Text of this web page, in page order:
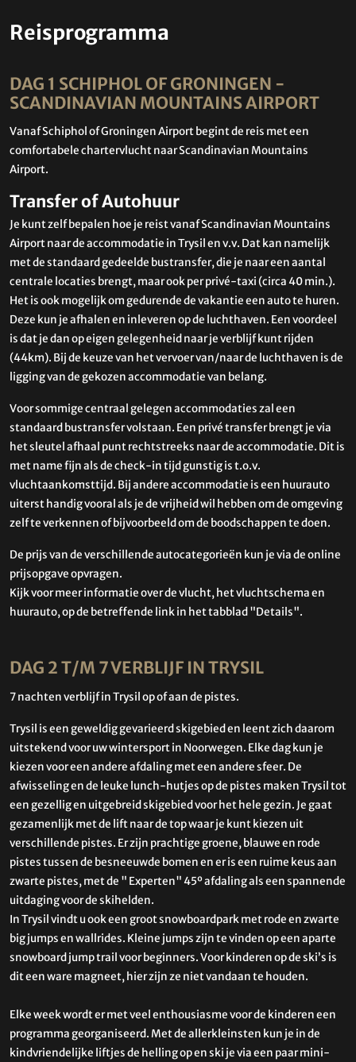
Reisprogramma
DAG 1 SCHIPHOL OF GRONINGEN -
SCANDINAVIAN MOUNTAINS AIRPORT
Vanaf Schiphol of Groningen Airport begint de reis met een
comfortabele chartervlucht naar Scandinavian Mountains
Airport.
Transfer of Autohuur
Je kunt zelf bepalen hoe je reist vanaf Scandinavian Mountains
Airport naar de accommodatie in Trysil en v.v. Dat kan namelijk
met de standaard gedeelde bustransfer, die je naar een aantal
centrale locaties brengt, maar ook per privé-taxi (circa 40 min.).
Het is ook mogelijk om gedurende de vakantie een auto te huren.
Deze kun je afhalen en inleveren op de luchthaven. Een voordeel
is dat je dan op eigen gelegenheid naar je verblijf kunt rijden
(44km). Bij de keuze van het vervoer van/naar de luchthaven is de
ligging van de gekozen accommodatie van belang.
Voor sommige centraal gelegen accommodaties zal een
standaard bustransfer volstaan. Een privé transfer brengt je via
het sleutel afhaal punt rechtstreeks naar de accommodatie. Dit is
met name fijn als de check-in tijd gunstig is t.o.v.
vluchtaankomsttijd. Bij andere accommodatie is een huurauto
uiterst handig vooral als je de vrijheid wil hebben om de omgeving
zelf te verkennen of bijvoorbeeld om de boodschappen te doen.
De prijs van de verschillende autocategorieën kun je via de online
prijsopgave opvragen.
Kijk voor meer informatie over de vlucht, het vluchtschema en
huurauto, op de betreffende link in het tabblad "Details".
DAG 2 T/M 7 VERBLIJF IN TRYSIL
7 nachten verblijf in Trysil op of aan de pistes.
Trysil is een geweldig gevarieerd skigebied en leent zich daarom
uitstekend voor uw wintersport in Noorwegen. Elke dag kun je
kiezen voor een andere afdaling met een andere sfeer. De
afwisseling en de leuke lunch-hutjes op de pistes maken Trysil tot
een gezellig en uitgebreid skigebied voor het hele gezin. Je gaat
gezamenlijk met de lift naar de top waar je kunt kiezen uit
verschillende pistes. Er zijn prachtige groene, blauwe en rode
pistes tussen de besneeuwde bomen en er is een ruime keus aan
zwarte pistes, met de " Experten" 45º afdaling als een spannende
uitdaging voor de skihelden.
In Trysil vindt u ook een groot snowboardpark met rode en zwarte
big jumps en wallrides. Kleine jumps zijn te vinden op een aparte
snowboard jump trail voor beginners. Voor kinderen op de ski’s is
dit een ware magneet, hier zijn ze niet vandaan te houden.
Elke week wordt er met veel enthousiasme voor de kinderen een
programma georganiseerd. Met de allerkleinsten kun je in de
kindvriendelijke liftjes de helling op en ski je via een paar mini-